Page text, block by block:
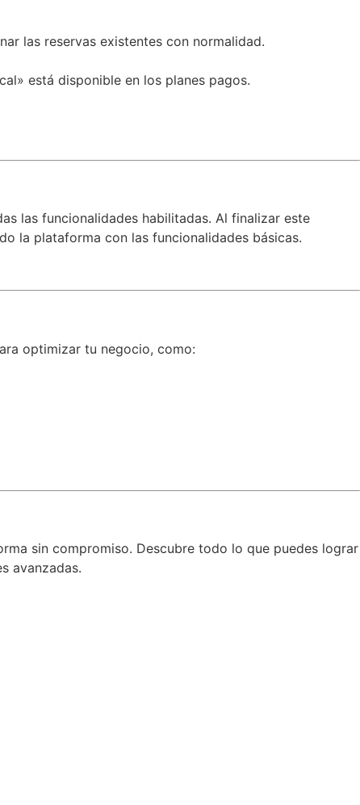
las reservas existentes con normalidad.
está disponible en los planes pagos.
las funcionalidades habilitadas. Al finalizar este
la plataforma con las funcionalidades básicas.
optimizar tu negocio, como:
sin compromiso. Descubre todo lo que puedes lograr
avanzadas.